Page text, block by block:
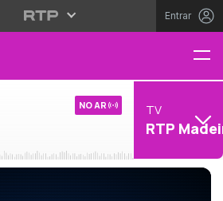
Entrar
NO AR TV
RTP